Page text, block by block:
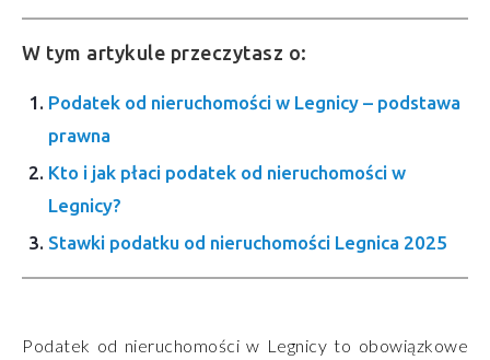
W tym artykule przeczytasz o:
Podatek od nieruchomości w Legnicy – podstawa
prawna
Kto i jak płaci podatek od nieruchomości w
Legnicy?
Stawki podatku od nieruchomości Legnica 2025
Podatek od nieruchomości w Legnicy to obowiązkowe